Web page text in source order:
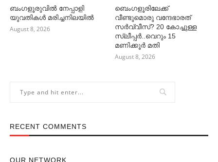
ബംഗളൂരുവില്‍ നേപ്പാളി
യുവതികള്‍ മരിച്ചനിലയില്‍
August 8, 2026
ബെംഗളൂരിലേക്ക്
വീണ്ടുമൊരു വന്ദേഭാരത്
സര്‍വ്വീസ്? 20 കോച്ചുള്ള
സ്ലീപ്പര്‍..വെറും 15
മണിക്കൂര്‍ മതി
August 8, 2026
RECENT COMMENTS
OUR NETWORK